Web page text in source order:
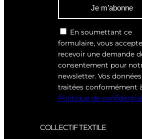
Je m’abonne
En soumettant ce
formulaire, vous
recevoir une demande
consentement pour
newsletter. Vos
traitées conformément
Politique de
COLLECTIF TEXTILE